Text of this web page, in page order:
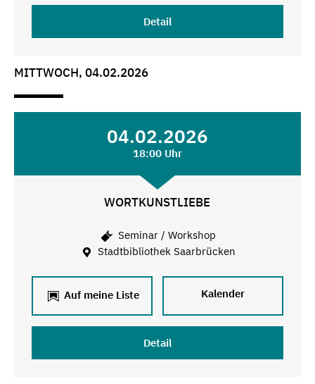
Detail
MITTWOCH, 04.02.2026
04.02.2026
18:00 Uhr
WORTKUNSTLIEBE
Seminar / Workshop
Stadtbibliothek Saarbrücken
Auf meine Liste Kalender
Detail